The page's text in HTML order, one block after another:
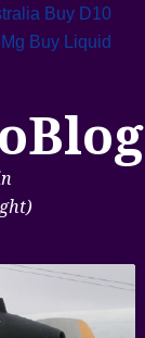
Buy D10
Buy Liquid